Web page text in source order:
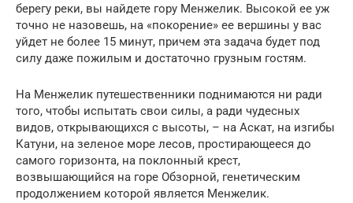
берегу реки, вы найдете гору Менжелик. Высокой ее уж
точно не назовешь, на «покорение» ее вершины у вас
уйдет не более 15 минут, причем эта задача будет под
силу даже пожилым и достаточно грузным гостям.
На Менжелик путешественники поднимаются ни ради
того, чтобы испытать свои силы, а ради чудесных
видов, открывающихся с высоты, – на Аскат, на изгибы
Катуни, на зеленое море лесов, простирающееся до
самого горизонта, на поклонный крест,
возвышающийся на горе Обзорной, генетическим
продолжением которой является Менжелик.